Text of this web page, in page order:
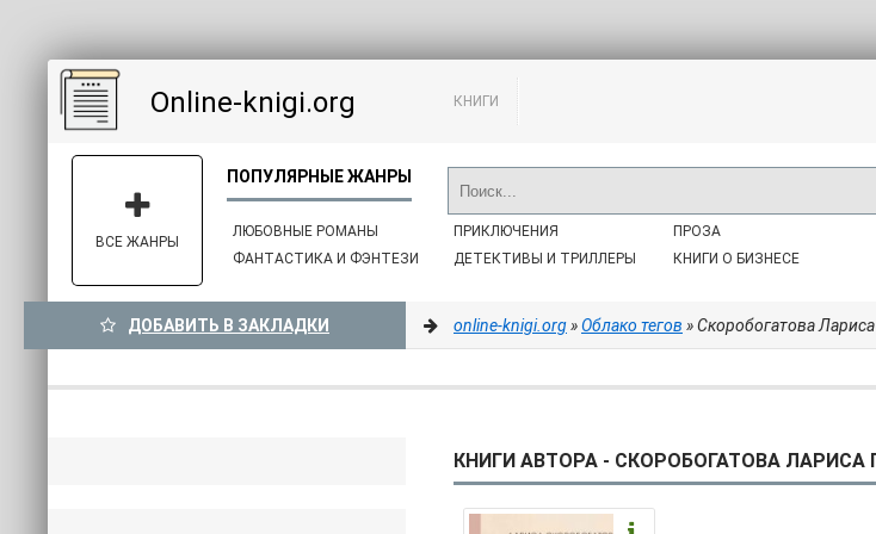
Online-knigi.org КНИГИ
ЛЮБОВНЫЕ РОМАНЫ
ФАНТАСТИКА И ФЭНТЕЗИ
ПРИКЛЮЧЕНИЯ
ДЕТЕКТИВЫ И ТРИЛЛЕРЫ
ПРОЗА
КНИГИ О БИЗНЕСЕ
ВСЕ ЖАНРЫ
ДОБАВИТЬ В ЗАКЛАДКИ online-knigi.org»Облако тегов » Скоробогатова
КНИГИ АВТОРА - СКОРОБОГАТОВА ЛАРИСА